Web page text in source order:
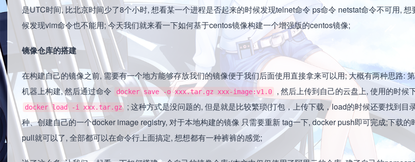
是UTC时间, 比北京时间少了8个小时, 想看某一个进程是否起来的时候发现telnet命令 ps命令 netstat命令不可用, 想
候发现vim命令也不能用; 今天我们就来看一下如何基于centos镜像构建一个增强版的centos镜像;
镜像仓库的搭建
在构建自己的镜像之前, 需要有一个地方能够存放我们的镜像便于我们后面使用直接拿来可以用; 大概有两种思路:
机器上构建, 然后通过命令
docker save -o xxx.tar.gz xxx-image:v1.0 , 然后上传到自己的云盘上, 使用的时候
docker load -i xxx.tar.gz
; 这种方式是没问题的, 但是就是比较繁琐(打包，上传下载，load的时候还要找到目
种、创建自己的一个docker image registry, 对于本地构建的镜像 只需要重新 tag一下, docker push即可完成;下载的
pull就可以了, 全部都可以在命令行上面搞定, 想想都有一种裤裤的感觉;